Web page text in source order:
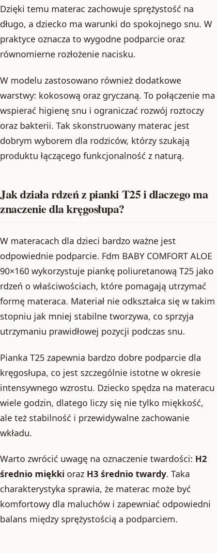
Dzięki temu materac zachowuje sprężystość na
długo, a dziecko ma warunki do spokojnego snu. W
praktyce oznacza to wygodne podparcie oraz
równomierne rozłożenie nacisku.
W modelu zastosowano również dodatkowe
warstwy: kokosową oraz gryczaną. To połączenie ma
wspierać higienę snu i ograniczać rozwój roztoczy
oraz bakterii. Tak skonstruowany materac jest
dobrym wyborem dla rodziców, którzy szukają
produktu łączącego funkcjonalność z naturą.
Jak działa rdzeń z pianki T25 i dlaczego ma
znaczenie dla kręgosłupa?
W materacach dla dzieci bardzo ważne jest
odpowiednie podparcie. Fdm BABY COMFORT ALOE
90×160 wykorzystuje piankę poliuretanową T25 jako
rdzeń o właściwościach, które pomagają utrzymać
formę materaca. Materiał nie odkształca się w takim
stopniu jak mniej stabilne tworzywa, co sprzyja
utrzymaniu prawidłowej pozycji podczas snu.
Pianka T25 zapewnia bardzo dobre podparcie dla
kręgosłupa, co jest szczególnie istotne w okresie
intensywnego wzrostu. Dziecko spędza na materacu
wiele godzin, dlatego liczy się nie tylko miękkość,
ale też stabilność i przewidywalne zachowanie
wkładu.
Warto zwrócić uwagę na oznaczenie twardości: H2
średnio miękki oraz H3 średnio twardy. Taka
charakterystyka sprawia, że materac może być
komfortowy dla maluchów i zapewniać odpowiedni
balans między sprężystością a podparciem.